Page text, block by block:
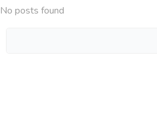
No posts found